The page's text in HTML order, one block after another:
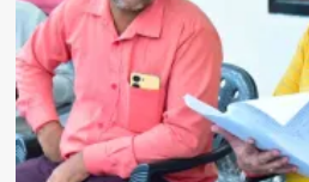
ज्ञानेश्वरी
यादव
शिक्षा
मंत्री
गजेंद्र
यादव
ने